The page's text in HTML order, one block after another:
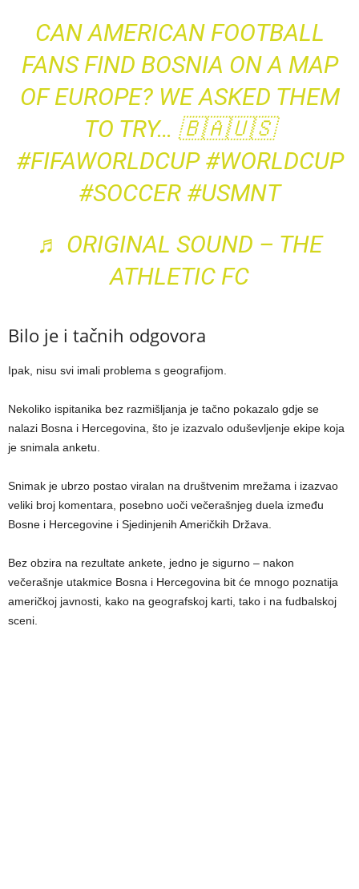
CAN AMERICAN FOOTBALL
FANS FIND BOSNIA ON A MAP
OF EUROPE? WE ASKED THEM
TO TRY… 🇧🇦🇺🇸
#FIFAWORLDCUP #WORLDCUP
#SOCCER #USMNT
♬ ORIGINAL SOUND – THE
ATHLETIC FC
Bilo je i tačnih odgovora
Ipak, nisu svi imali problema s geografijom.
Nekoliko ispitanika bez razmišljanja je tačno pokazalo gdje se
nalazi Bosna i Hercegovina, što je izazvalo oduševljenje ekipe koja
je snimala anketu.
Snimak je ubrzo postao viralan na društvenim mrežama i izazvao
veliki broj komentara, posebno uoči večerašnjeg duela između
Bosne i Hercegovine i Sjedinjenih Američkih Država.
Bez obzira na rezultate ankete, jedno je sigurno – nakon
večerašnje utakmice Bosna i Hercegovina bit će mnogo poznatija
američkoj javnosti, kako na geografskoj karti, tako i na fudbalskoj
sceni.